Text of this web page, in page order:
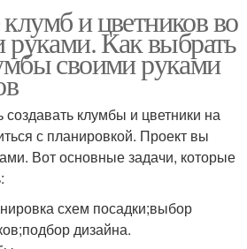
и цветников во
руками. Как выбрать
своими руками
клумбы и цветники на
с планировкой. Проект вы
Вот основные задачи, которые
схем посадки;выбор
дизайна.